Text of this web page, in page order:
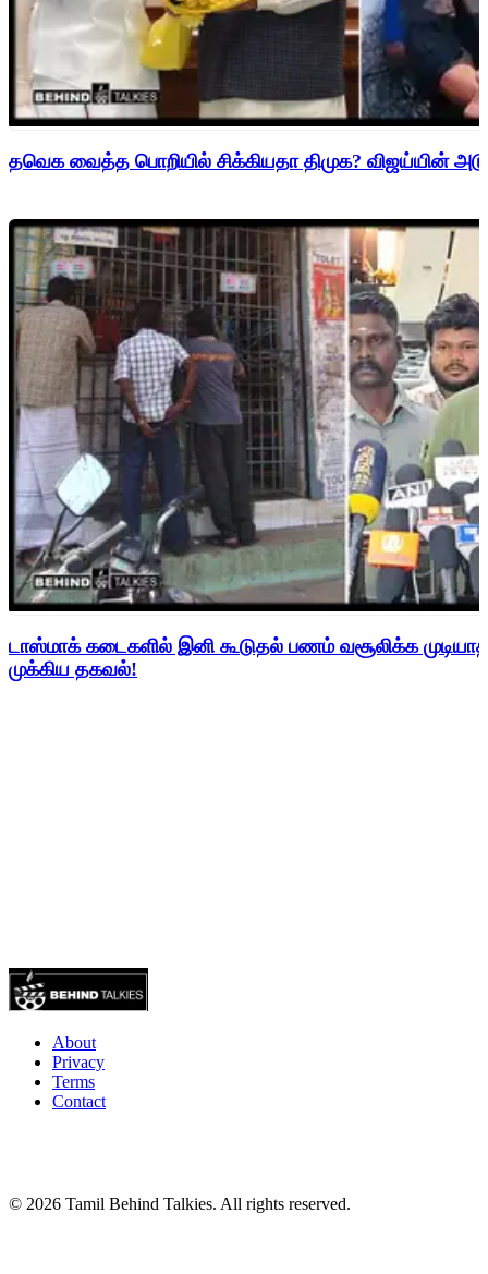
தவெக வைத்த பொறியில் சிக்கியதா திமுக? விஜய்யின்
டாஸ்மாக் கடைகளில் இனி கூடுதல் பணம் வசூலிக்க
முக்கிய தகவல்!
About
Privacy
Terms
Contact
© 2026 Tamil Behind Talkies. All rights reserved.